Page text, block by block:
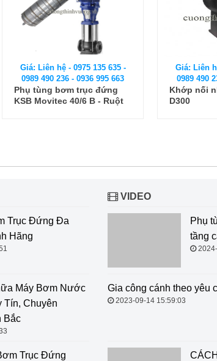
Giá: Liên hệ - 0975 135 635 -
0989 490 236 - 0936 995 663
Khớp nối nhanh bơm chìm
D300
Giá: Liên
0989 490
Bộ buồng
buồng)
Trục Đứng Đa
Hãng
Máy Bơm Nước
Tín, Chuyên
Bắc
Hãng, Giá Cạnh
VIDEO
Phụ tùng máy bơm trục
Gia
CÁCH LẮP GHÉP